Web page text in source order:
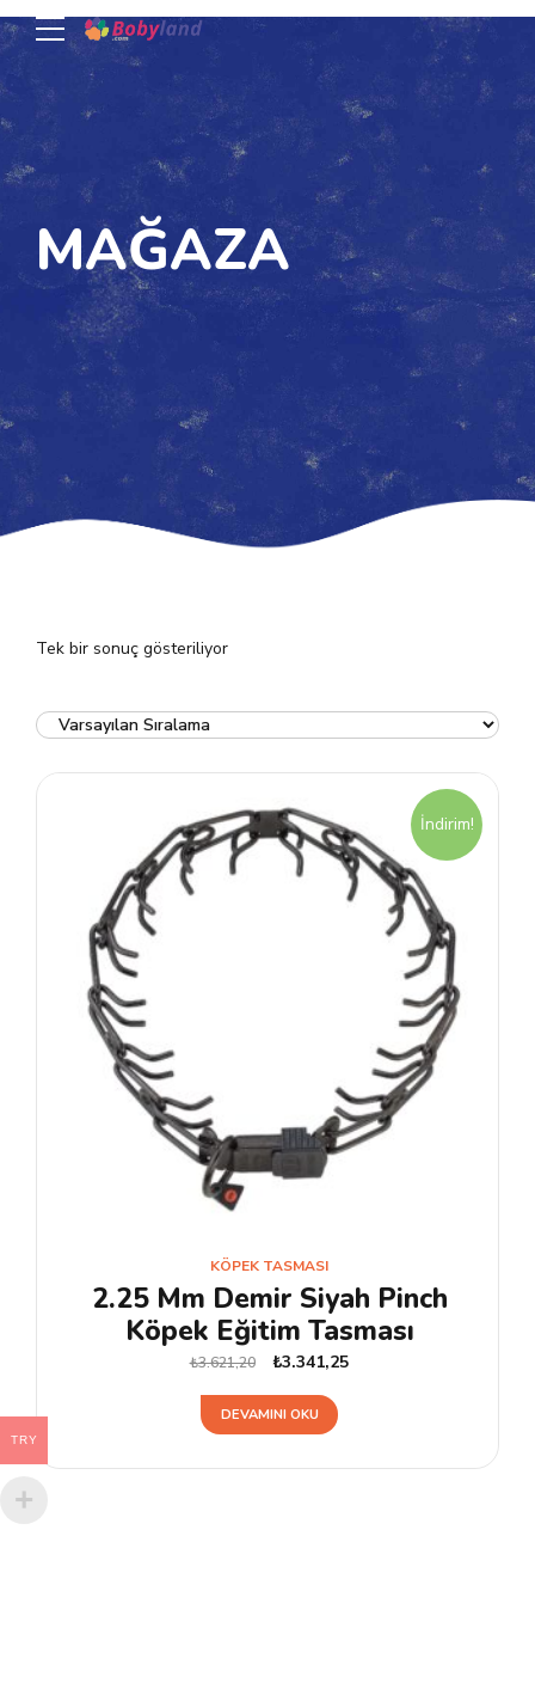
MAĞAZA
Tek bir sonuç gösteriliyor
İndirim!
KÖPEK TASMASI
2.25 Mm Demir Siyah Pinch
Köpek Eğitim Tasması
₺3.621,20
Orijinal
fiyat:
₺3.621,20.
₺3.341,25Şu
DEVAMINI OKU
TRY